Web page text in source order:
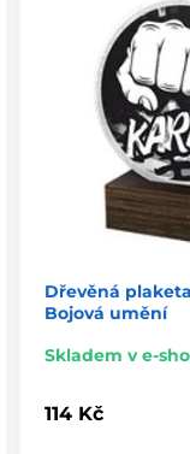
Dřevěná
Bojová umění
Skladem v e-
114 Kč